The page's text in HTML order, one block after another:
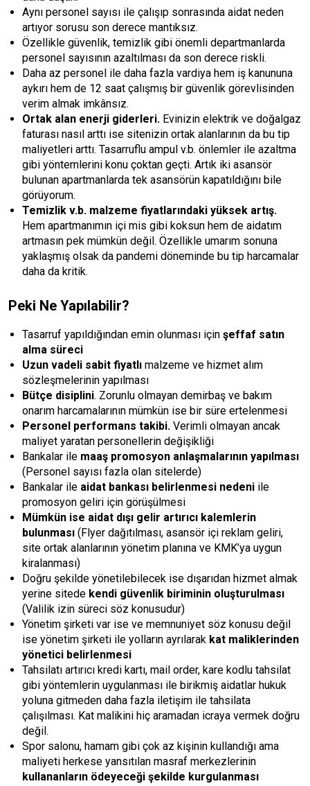
Aynı personel sayısı ile çalışıp sonrasında aidat neden
artıyor sorusu son derece mantıksız.
Özellikle güvenlik, temizlik gibi önemli departmanlarda
personel sayısının azaltılması da son derece riskli.
Daha az personel ile daha fazla vardiya hem iş kanununa
aykırı hem de 12 saat çalışmış bir güvenlik görevlisinden
verim almak imkânsız.
Ortak alan enerji giderleri. Evinizin elektrik ve doğalgaz
faturası nasıl arttı ise sitenizin ortak alanlarının da bu tip
maliyetleri arttı. Tasarruflu ampul v.b. önlemler ile azaltma
gibi yöntemlerini konu çoktan geçti. Artık iki asansör
bulunan apartmanlarda tek asansörün kapatıldığını bile
görüyorum.
Temizlik v.b. malzeme fiyatlarındaki yüksek artış.
Hem apartmanımın içi mis gibi koksun hem de aidatım
artmasın pek mümkün değil. Özellikle umarım sonuna
yaklaşmış olsak da pandemi döneminde bu tip harcamalar
daha da kritik.
Peki Ne Yapılabilir?
Tasarruf yapıldığından emin olunması için şeffaf satın
alma süreci
Uzun vadeli sabit fiyatlı malzeme ve hizmet alım
sözleşmelerinin yapılması
Bütçe disiplini. Zorunlu olmayan demirbaş ve bakım
onarım harcamalarının mümkün ise bir süre ertelenmesi
Personel performans takibi. Verimli olmayan ancak
maliyet yaratan personellerin değişikliği
Bankalar ile maaş promosyon anlaşmalarının yapılması
(Personel sayısı fazla olan sitelerde)
Bankalar ile aidat bankası belirlenmesi nedeni ile
promosyon geliri için görüşülmesi
Mümkün ise aidat dışı gelir artırıcı kalemlerin
bulunması (Flyer dağıtılması, asansör içi reklam geliri,
site ortak alanlarının yönetim planına ve KMK’ya uygun
kiralanması)
Doğru şekilde yönetilebilecek ise dışarıdan hizmet almak
yerine sitede kendi güvenlik biriminin oluşturulması
(Valilik izin süreci söz konusudur)
Yönetim şirketi var ise ve memnuniyet söz konusu değil
ise yönetim şirketi ile yolların ayrılarak kat maliklerinden
yönetici belirlenmesi
Tahsilatı artırıcı kredi kartı, mail order, kare kodlu tahsilat
gibi yöntemlerin uygulanması ile birikmiş aidatlar hukuk
yoluna gitmeden daha fazla iletişim ile tahsilata
çalışılması. Kat malikini hiç aramadan icraya vermek doğru
değil.
Spor salonu, hamam gibi çok az kişinin kullandığı ama
maliyeti herkese yansıtılan masraf merkezlerinin
kullananların ödeyeceği şekilde kurgulanması